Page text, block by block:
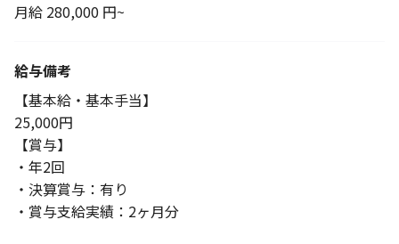
月給 280,000 円~
給与備考
【基本給・基本手当】
25,000円
【賞与】
・年2回
・決算賞与：有り
・賞与支給実績：2ヶ月分